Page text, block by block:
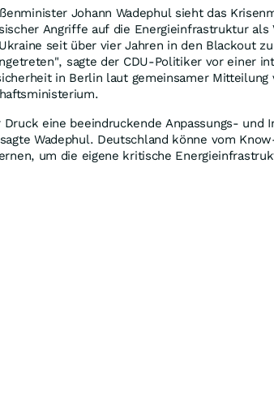
Johann Wadephul sieht das
Angriffe auf die Energieinfrastruktur
seit über vier Jahren in den Blackout
sagte der CDU-Politiker vor einer
in Berlin laut gemeinsamer Mitteilung
eine beeindruckende Anpassungs- und
Wadephul. Deutschland könne vom
um die eigene kritische